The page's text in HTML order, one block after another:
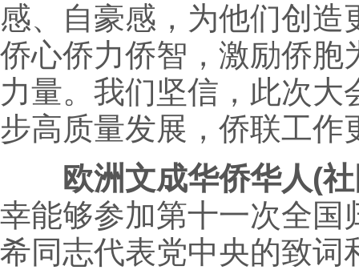
感、自豪感，为他们创造
侨心侨力侨智，激励侨胞
力量。我们坚信，此次
步高质量发展，侨联工作
欧洲文成华侨华人(
幸能够参加第十一次全国
希同志代表党中央的致词